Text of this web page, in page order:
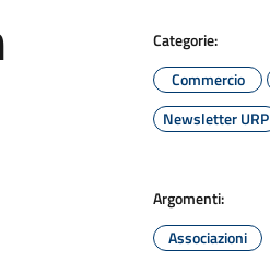
Categorie:
Commercio
Newsletter URP
Argomenti:
Associazioni